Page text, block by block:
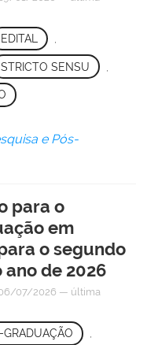
EDITAL
STRICTO SENSU
e Pós-
para o
em
o segundo
de 2026
07/2026 — última
GRADUAÇÃO